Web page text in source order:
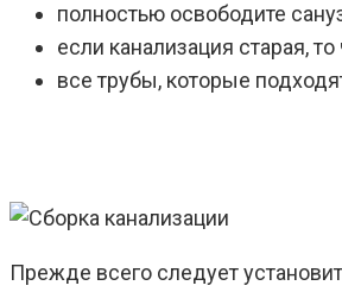
полностью освободите
если канализация старая,
все трубы, которые
Прежде всего следует